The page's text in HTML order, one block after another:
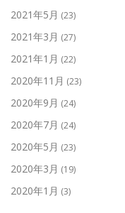
2021年5月 (23)
2021年3月 (27)
2021年1月 (22)
2020年11月 (23)
2020年9月 (24)
2020年7月 (24)
2020年5月 (23)
2020年3月 (19)
2020年1月 (3)